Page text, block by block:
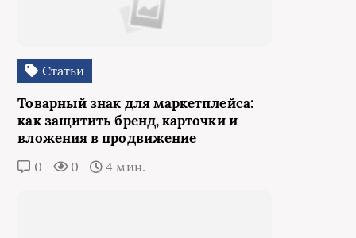
Статьи
Товарный знак для маркетплейса:
как защитить бренд, карточки и
вложения в продвижение
0 0 4 мин.